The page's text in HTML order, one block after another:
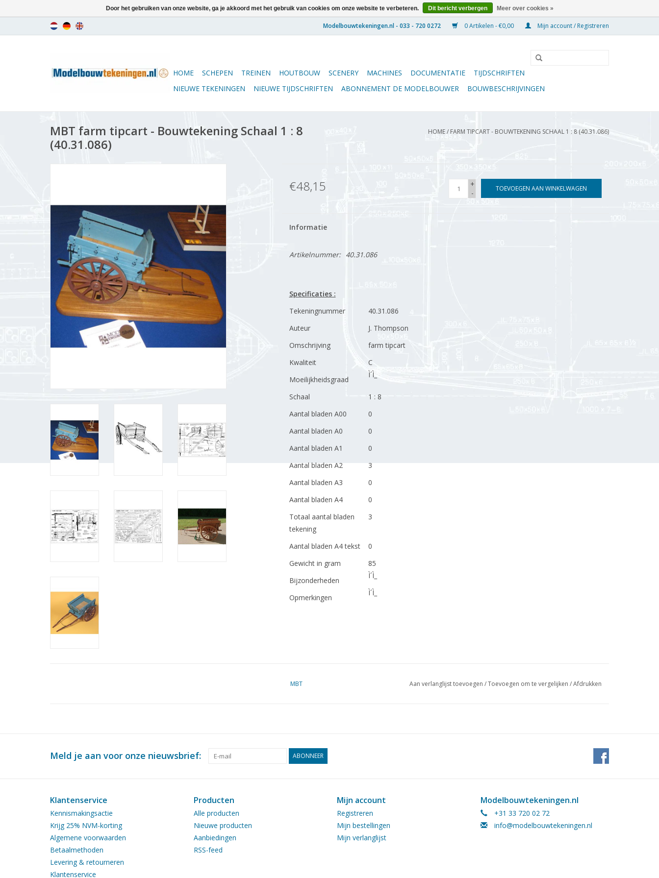
0 Artikelen - €0,00 Mijn account / Registreren
HOME SCHEPEN TREINEN HOUTBOUW SCENERY MACHINES DOCUMENTATIE
TIJDSCHRIFTEN
NIEUWE TEKENINGEN
NIEUWE TIJDSCHRIFTEN ABONNEMENT DE MODELBOUWER BOUWBESCHRIJVINGEN
MBT farm tipcart - Bouwtekening Schaal 1 : 8
(40.31.086)
HOME/ FARM TIPCART - BOUWTEKENING SCHAAL 1 : 8 (40.31.086)
€48,15
+
-
TOEVOEGEN AAN WINKELWAGEN
Informatie
Artikelnummer: 40.31.086
Specificaties :
Tekeningnummer
40.31.086
Auteur
J. Thompson
Omschrijving
farm tipcart
Kwaliteit
C
Moeilijkheidsgraad
Ì´Ì_
Schaal
1 : 8
Aantal bladen A00
0
Aantal bladen A0
0
Aantal bladen A1
0
Aantal bladen A2
3
Aantal bladen A3
0
Aantal bladen A4
0
Totaal aantal bladen
tekening
3
Aantal bladen A4 tekst
0
Gewicht in gram
85
Bijzonderheden
Ì´Ì_
Opmerkingen
Ì´Ì_
MBT Aan verlanglijst toevoegen /Toevoegen om te vergelijken /Afdrukken
Meld je aan voor onze nieuwsbrief: ABONNEER
Klantenservice
Kennismakingsactie
Krijg 25% NVM-korting
Algemene voorwaarden
Betaalmethoden
Levering & retourneren
Klantenservice
Producten
Alle producten
Nieuwe producten
Aanbiedingen
RSS-feed
Mijn account
Registreren
Mijn bestellingen
Mijn verlanglijst
Modelbouwtekeningen.nl
+31 33 720 02 72
info@modelbouwtekeningen.nl
Door het gebruiken van onze website, ga je akkoord met het gebruik van cookies om onze website te verbeteren. Dit bericht verbergen Meer over cookies »